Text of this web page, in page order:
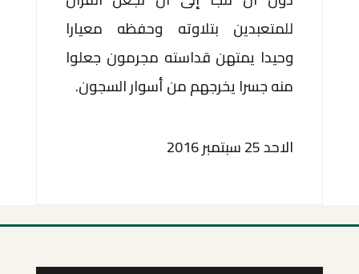
للمتعبدين بتلاوته وحفظه معيارا
وحيدا يمتهن قداسته مجرمون جعلوا
منه جسرا يخرجهم من أسوار السجون.
الاحد 25 سبتمبر 2016